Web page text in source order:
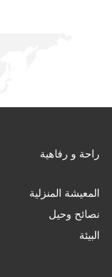
راحة و رفاهية
المعيشة المنزلية
نصائح وحيل
البيئة